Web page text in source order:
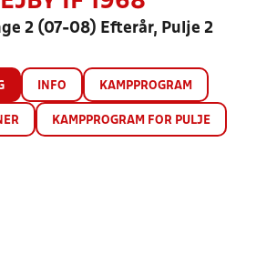
2 (07-08) Efterår, Pulje 2
INFO KAMPPROGRAM
KAMPPROGRAM FOR PULJE